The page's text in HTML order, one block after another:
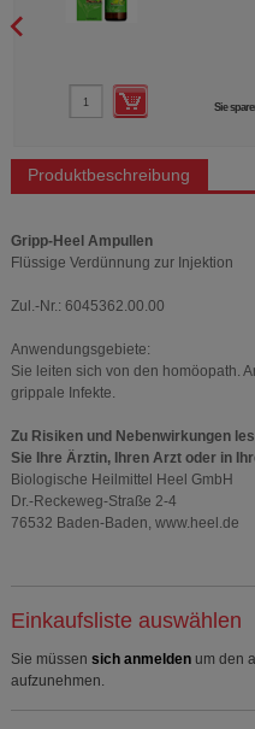
Sie
Produktbeschreibung
Gripp-Heel Ampullen
Flüssige Verdünnung zur Injektion
Zul.-Nr.: 6045362.00.00
Anwendungsgebiete:
Sie leiten sich von den homöopath.
grippale Infekte.
Zu Risiken und Nebenwirkungen
Sie Ihre Ärztin, Ihren Arzt oder in
Biologische Heilmittel Heel GmbH
Dr.-Reckeweg-Straße 2-4
76532 Baden-Baden, www.heel.de
Einkaufsliste auswählen
Sie müssen sich anmelden um den
aufzunehmen.